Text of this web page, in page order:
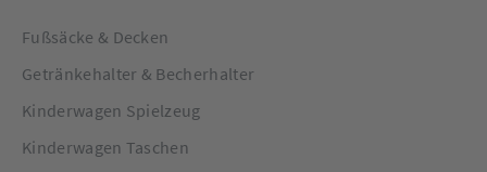
Fußsäcke & Decken
Getränkehalter & Becherhalter
Kinderwagen Spielzeug
Kinderwagen Taschen